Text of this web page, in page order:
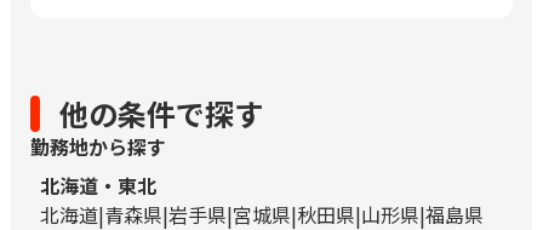
他の条件で探す
勤務地から探す
北海道・東北
北海道 青森県 岩手県 宮城県 秋田県 山形県 福島県